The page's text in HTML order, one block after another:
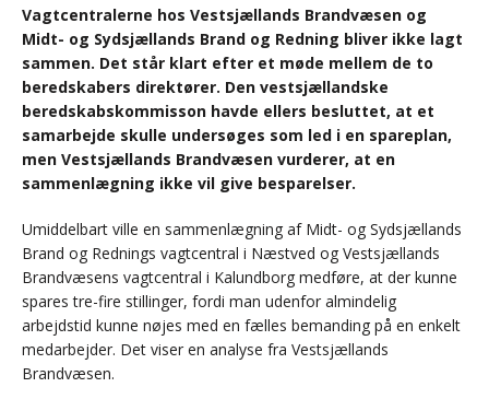
Vagtcentralerne hos Vestsjællands Brandvæsen og
Midt- og Sydsjællands Brand og Redning bliver ikke lagt
sammen. Det står klart efter et møde mellem de to
beredskabers direktører. Den vestsjællandske
beredskabskommisson havde ellers besluttet, at et
samarbejde skulle undersøges som led i en spareplan,
men Vestsjællands Brandvæsen vurderer, at en
sammenlægning ikke vil give besparelser.
Umiddelbart ville en sammenlægning af Midt- og Sydsjællands
Brand og Rednings vagtcentral i Næstved og Vestsjællands
Brandvæsens vagtcentral i Kalundborg medføre, at der kunne
spares tre-fire stillinger, fordi man udenfor almindelig
arbejdstid kunne nøjes med en fælles bemanding på en enkelt
medarbejder. Det viser en analyse fra Vestsjællands
Brandvæsen.